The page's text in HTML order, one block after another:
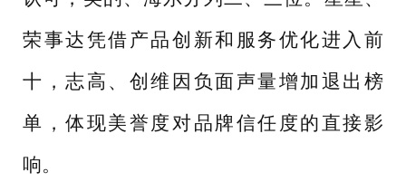
荣事达凭借产品创新和服务优化进入前
十，志高、创维因负面声量增加退出榜
单，体现美誉度对品牌信任度的直接影
响。